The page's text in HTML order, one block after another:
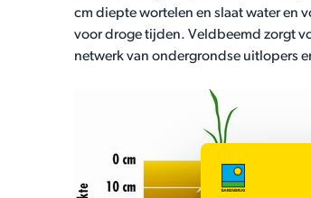
cm diepte wortelen en slaat water en
voor droge tijden. Veldbeemd zorgt
netwerk van ondergrondse uitlopers